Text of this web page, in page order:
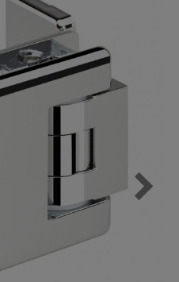
d'étanchéité clair
d'étanchéité clair
€